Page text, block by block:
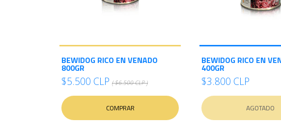
BEWIDOG RICO EN VENADO
800GR
$5.500 CLP ( $6.500 CLP )
COMPRAR
BEWIDOG RICO EN
400GR
$3.800 CLP
AGOTADO